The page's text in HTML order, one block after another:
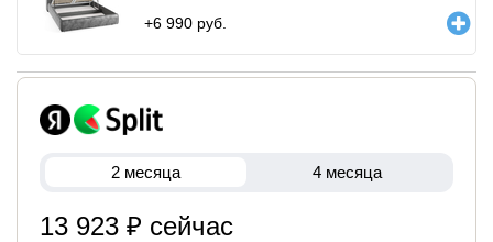
+6 990 руб.
2 месяца 4 месяца
13 923 ₽ сейчас